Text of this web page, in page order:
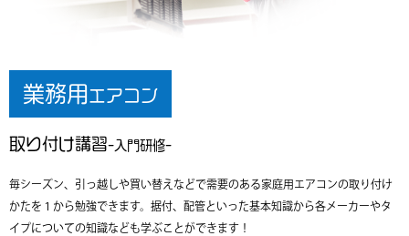
業務用 エアコン
取り付け講習-入門研修-
毎シーズン、引っ越しや買い替えなどで需要のある家庭用エアコンの取り付け
かたを１から勉強できます。据付、配管といった基本知識から各メーカーやタ
イプについての知識なども学ぶことができます！